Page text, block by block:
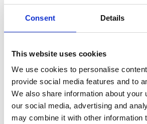
Consent Details
This website uses cookies
We use cookies to personalise
provide social media features and to
We also share information about your
our social media, advertising and
may combine it with other information
5 Agosto 2026